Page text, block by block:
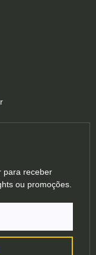
para receber
ou promoções.